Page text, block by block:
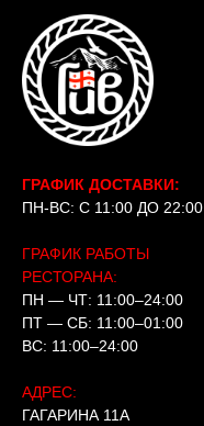
ГРАФИК ДОСТАВКИ:
ПН-ВС: С 11:00 ДО 22:00
ГРАФИК РАБОТЫ
РЕСТОРАНА:
ПН — ЧТ: 11:00–24:00
ПТ — СБ: 11:00–01:00
ВС: 11:00–24:00
АДРЕС:
ГАГАРИНА 11А